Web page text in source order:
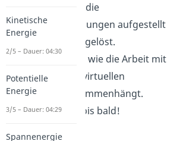
Damit haben wir die
Differentialgleichungen aufgestellt
und die Aufgabe gelöst.
So, jetzt weißt du wie die Arbeit mit
dem Prinzip der virtuellen
Verrückung zusammenhängt.
Mach’s gut und bis bald!
Kinetische
Energie
2/5 – Dauer: 04:30
Potentielle
Energie
3/5 – Dauer: 04:29
Spannenergie